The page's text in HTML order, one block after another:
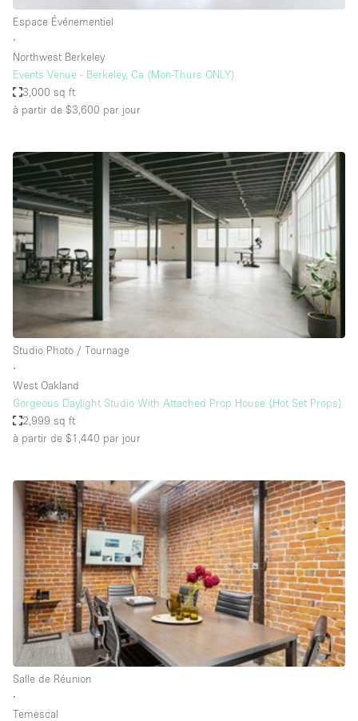
Salon Beauté / Coiffure
Studio Photo / Tournage
Étal de Marché
Accès aux handicapés
Air conditionné
Animals Friendly
Ascenseur
Bar
Cabines d'essayage
Chauffage
Concierge
Cuisine
Entrée Large
Espace Avec Vue
Espace Brut
Espace Epuré / Minimaliste
Exposition Véhicules
Internet
Jardin
Licence Alcool
Espace Événementiel
∙
Northwest Berkeley
Events Venue - Berkeley, Ca (Mon-Thurs ONLY)
3,000 sq ft
à partir de $3,600 par jour
Studio Photo / Tournage
∙
West Oakland
Gorgeous Daylight Studio With Attached Prop House (Hot Set Props)
2,999 sq ft
à partir de $1,440 par jour
Salle de Réunion
∙
Temescal